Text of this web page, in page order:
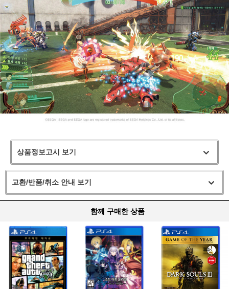
상품정보고시 보기
교환/반품/취소 안내 보기
함께 구매한 상품